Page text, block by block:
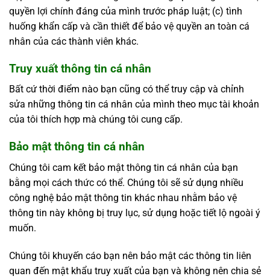
quyền lợi chính đáng của mình trước pháp luật; (c) tình
huống khẩn cấp và cần thiết để bảo vệ quyền an toàn cá
nhân của các thành viên khác.
Truy xuất thông tin cá nhân
Bất cứ thời điểm nào bạn cũng có thể truy cập và chỉnh
sửa những thông tin cá nhân của mình theo mục tài khoản
của tôi thích hợp mà chúng tôi cung cấp.
Bảo mật thông tin cá nhân
Chúng tôi cam kết bảo mật thông tin cá nhân của bạn
bằng mọi cách thức có thể. Chúng tôi sẽ sử dụng nhiều
công nghệ bảo mật thông tin khác nhau nhằm bảo vệ
thông tin này không bị truy lục, sử dụng hoặc tiết lộ ngoài ý
muốn.
Chúng tôi khuyến cáo bạn nên bảo mật các thông tin liên
quan đến mật khẩu truy xuất của bạn và không nên chia sẻ